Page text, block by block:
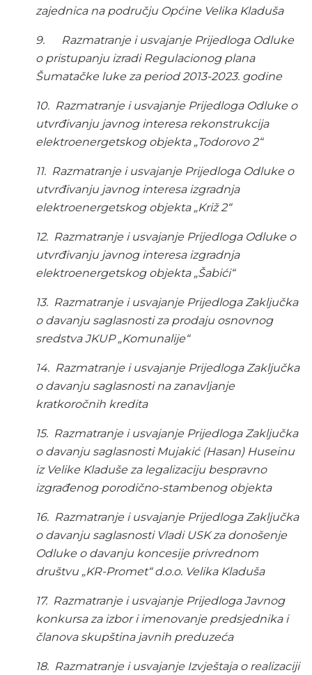
zajednica na području Općine Velika Kladuša
9.
Razmatranje i usvajanje Prijedloga Odluke
o pristupanju izradi Regulacionog plana
Šumatačke luke za period 2013-2023. godine
10. Razmatranje i usvajanje Prijedloga Odluke o
utvrđivanju javnog interesa rekonstrukcija
elektroenergetskog objekta „Todorovo 2“
11. Razmatranje i usvajanje Prijedloga Odluke o
utvrđivanju javnog interesa izgradnja
elektroenergetskog objekta „Križ 2“
12. Razmatranje i usvajanje Prijedloga Odluke o
utvrđivanju javnog interesa izgradnja
elektroenergetskog objekta „Šabići“
13. Razmatranje i usvajanje Prijedloga Zaključka
o davanju saglasnosti za prodaju osnovnog
sredstva JKUP „Komunalije“
14. Razmatranje i usvajanje Prijedloga Zaključka
o davanju saglasnosti na zanavljanje
kratkoročnih kredita
15. Razmatranje i usvajanje Prijedloga Zaključka
o davanju saglasnosti Mujakić (Hasan) Huseinu
iz Velike Kladuše za legalizaciju bespravno
izgrađenog porodično-stambenog objekta
16. Razmatranje i usvajanje Prijedloga Zaključka
o davanju saglasnosti Vladi USK za donošenje
Odluke o davanju koncesije privrednom
društvu „KR-Promet“ d.o.o. Velika Kladuša
17. Razmatranje i usvajanje Prijedloga Javnog
konkursa za izbor i imenovanje predsjednika i
članova skupština javnih preduzeća
18. Razmatranje i usvajanje Izvještaja o realizaciji